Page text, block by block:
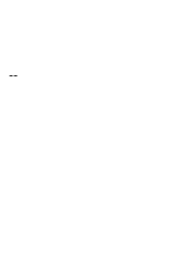
--